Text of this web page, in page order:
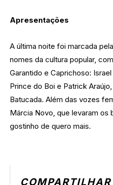
Apresentações
A última noite foi marcada
nomes da cultura popular,
Garantido e Caprichoso:
Prince do Boi e Patrick
Batucada. Além das vozes
Márcia Novo, que levaram os
gostinho de quero mais.
COMPARTILHAR